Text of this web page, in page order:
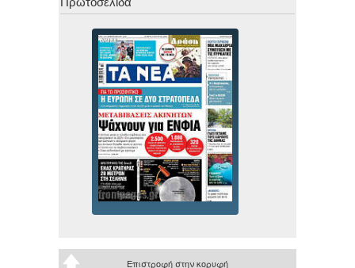
Επιστροφή στην κορυφή